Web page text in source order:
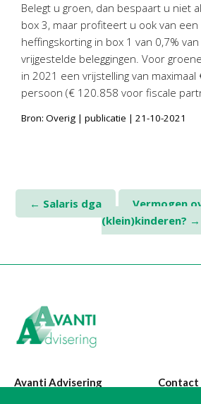
AvantiOnline
Twinfield – Boekhouden
BaseCone – Facturen
Visionplanner – Rapportage
Klantenportaal – Online dossiers
Belegt u groen, dan bespaart u niet
box 3, maar profiteert u ook van een
heffingskorting in box 1 van 0,7%
vrijgestelde beleggingen. Voor
in 2021 een vrijstelling van
persoon (€ 120.858 voor fiscale
Bron: Overig | publicatie | 21-10-2021
Post
← Salaris dga
Vermogen
(klein)kinderen? →
Avanti Advisering Contact